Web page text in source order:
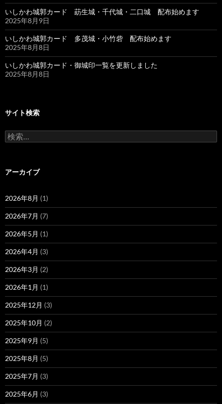
いしかわ城郭カード 莇生城・千代城・二口城 配布始めます
2025年8月9日
いしかわ城郭カード 多茂城・小竹砦 配布始めます
2025年8月8日
いしかわ城郭カード・御城印一覧を更新しました
2025年8月8日
サイト検索
検
索:
アーカイブ
2026年8月 (1)
2026年7月 (7)
2026年5月 (1)
2026年4月 (3)
2026年3月 (2)
2026年1月 (1)
2025年12月 (3)
2025年10月 (2)
2025年9月 (5)
2025年8月 (5)
2025年7月 (3)
2025年6月 (3)